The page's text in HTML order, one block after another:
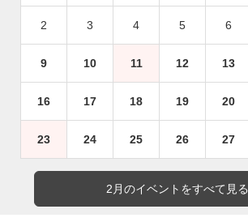
2 3 4 5 6
9 10 11 12 13
16 17 18 19 20
23 24 25 26 27
2月のイベントをすべて見る